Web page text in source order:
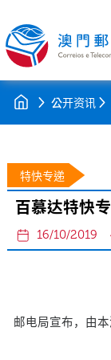
公开资讯
特快专递
百慕达特快
16/10/2019
邮电局宣布，由